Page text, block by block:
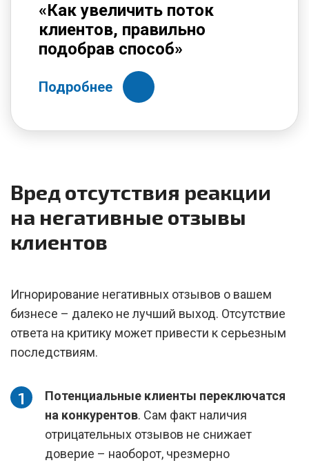
«Как увеличить поток
клиентов, правильно
подобрав способ»
Подробнее
Вред отсутствия реакции
на негативные отзывы
клиентов
Игнорирование негативных отзывов о вашем
бизнесе – далеко не лучший выход. Отсутствие
ответа на критику может привести к серьезным
последствиям.
Потенциальные клиенты переключатся
на конкурентов. Сам факт наличия
отрицательных отзывов не снижает
доверие – наоборот, чрезмерно